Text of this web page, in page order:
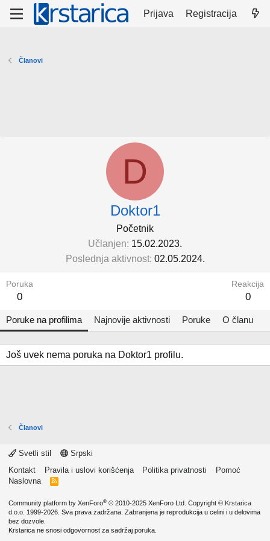
Prijava Registracija
Članovi
D
Doktor1
Početnik
Učlanjen 15.02.2023.
Poslednja aktivnost 02.05.2024.
Poruka
0
Reakcija
0
Poruke na profilima Najnovije aktivnosti Poruke O članu
Još uvek nema poruka na Doktor1 profilu.
Članovi
Svetli stil
Srpski
Kontakt
Pravila i uslovi korišćenja Politika privatnosti
Pomoć
Naslovna
R
Community platform by XenForo® © 2010-2025 XenForo Ltd. Copyright © Krstarica
d.o.o. 1999-2026. Sva prava zadržana. Zabranjena je reprodukcija u celini i u delovima
bez dozvole.
Krstarica ne snosi odgovornost za sadržaj poruka.